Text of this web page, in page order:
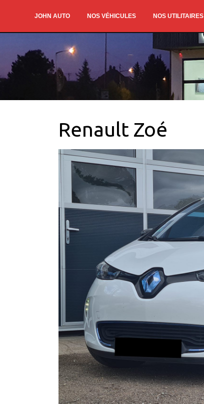
JOHN AUTO NOS VÉHICULES NOS UTILITAIRES
Renault Zoé